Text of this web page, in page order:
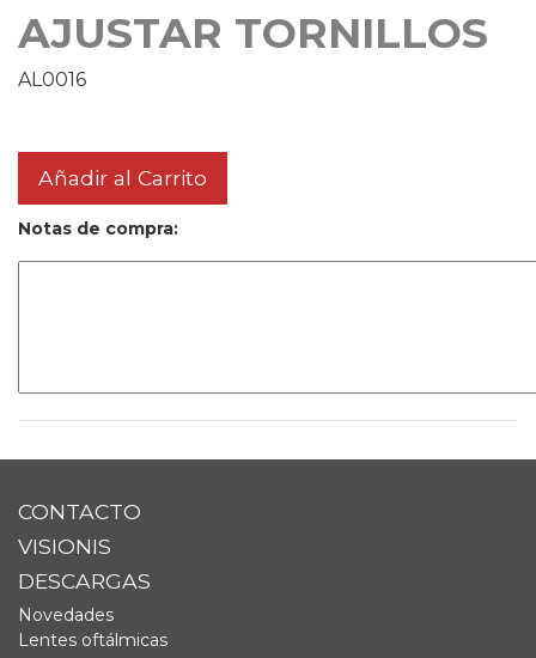
AJUSTAR TORNILLOS
AL0016
Añadir al Carrito
Notas de compra:
CONTACTO
VISIONIS
DESCARGAS
Novedades
Lentes oftálmicas